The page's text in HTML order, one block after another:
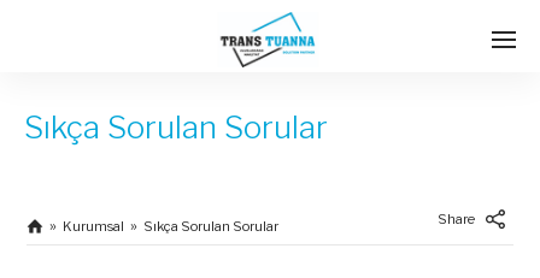
Sıkça Sorulan Sorular
Kurumsal Sıkça Sorulan Sorular Share